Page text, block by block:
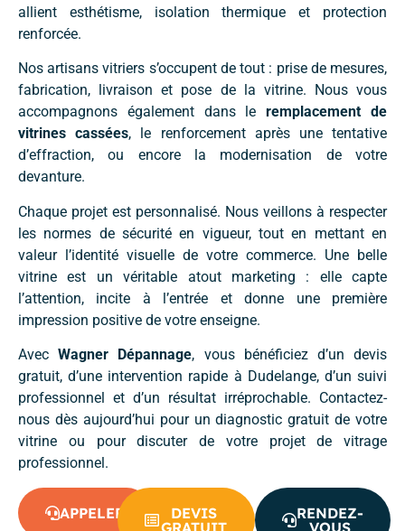
allient esthétisme, isolation thermique et protection
renforcée.
Nos artisans vitriers s’occupent de tout : prise de mesures,
fabrication, livraison et pose de la vitrine. Nous vous
accompagnons également dans leremplacement de
vitrines cassées, le renforcement après une tentative
d’effraction, ou encore la modernisation de votre
devanture.
Chaque projet est personnalisé. Nous veillons à respecter
les normes de sécurité en vigueur, tout en mettant en
valeur l’identité visuelle de votre commerce. Une belle
vitrine est un véritable atout marketing : elle capte
l’attention, incite à l’entrée et donne une première
impression positive de votre enseigne.
AvecWagner Dépannage, vous bénéficiez d’un devis
gratuit, d’une intervention rapide à Dudelange, d’un suivi
professionnel et d’un résultat irréprochable. Contactez-
nous dès aujourd’hui pour un diagnostic gratuit de votre
vitrine ou pour discuter de votre projet de vitrage
professionnel.
APPELER
DEVIS
GRATUIT
RENDEZ-
VOUS